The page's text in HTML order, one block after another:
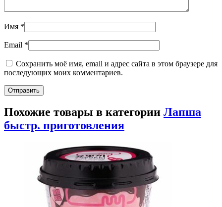
Имя *
Email *
Сохранить моё имя, email и адрес сайта в этом браузере для
последующих моих комментариев.
Похожие товары в категории Лапша
быстр. приготовления